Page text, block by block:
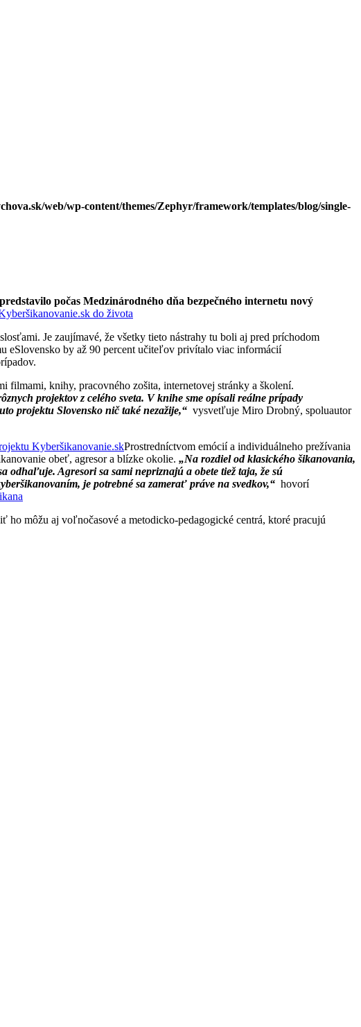
web/wp-content/themes/Zephyr/framework/templates/blog/single-
počas Medzinárodného dňa bezpečného internetu nový
Je zaujímavé, že všetky tieto nástrahy tu boli aj pred príchodom
eSlovensko by až 90 percent učiteľov privítalo viac informácií
filmami, knihy, pracovného zošita, internetovej stránky a školení.
projektov z celého sveta. V knihe sme opísali reálne prípady
projektu Slovensko nič také nezažije,“ vysvetľuje Miro Drobný, spoluautor
Prostredníctvom emócií a individuálneho prežívania
obeť, agresor a blízke okolie. „Na rozdiel od klasického šikanovania,
odhaľuje. Agresori sa sami nepriznajú a obete tiež taja, že sú
je potrebné sa zamerať práve na svedkov,“ hovorí
ho môžu aj voľnočasové a metodicko-pedagogické centrá, ktoré pracujú